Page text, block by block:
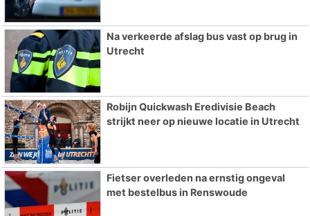
Na verkeerde afslag bus vast op brug in
Utrecht
Robijn Quickwash Eredivisie Beach
strijkt neer op nieuwe locatie in Utrecht
Fietser overleden na ernstig ongeval
met bestelbus in Renswoude